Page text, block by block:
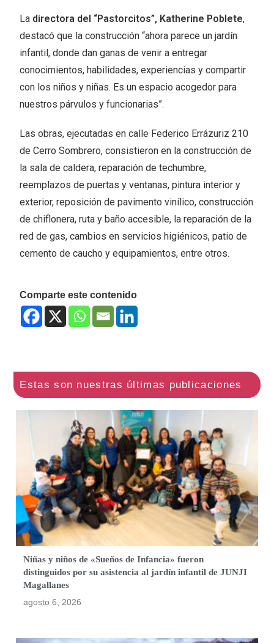
La directora del “Pastorcitos”, Katherine Poblete,
destacó que la construcción “ahora parece un jardín
infantil, donde dan ganas de venir a entregar
conocimientos, habilidades, experiencias y compartir
con los niños y niñas. Es un espacio acogedor para
nuestros párvulos y funcionarias”.
Las obras, ejecutadas en calle Federico Errázuriz 210
de Cerro Sombrero, consistieron en la construcción de
la sala de caldera, reparación de techumbre,
reemplazos de puertas y ventanas, pintura interior y
exterior, reposición de pavimento vinílico, construcción
de chiflonera, ruta y baño accesible, la reparación de la
red de gas, cambios en servicios higiénicos, patio de
cemento de caucho y equipamientos, entre otros.
Comparte este contenido
Niñas y niños de «Sueños de Infancia» fueron
distinguidos por su asistencia al jardín infantil de JUNJI
Magallanes
agosto 6, 2026